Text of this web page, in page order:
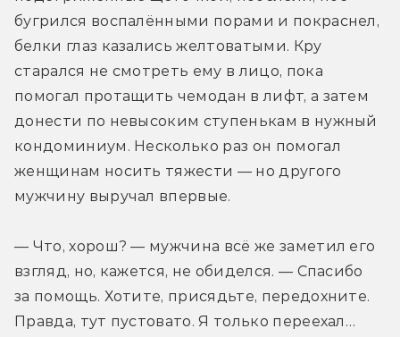
бугрился воспалёнными порами и покраснел,
белки глаз казались желтоватыми. Кру
старался не смотреть ему в лицо, пока
помогал протащить чемодан в лифт, а затем
донести по невысоким ступенькам в нужный
кондоминиум. Несколько раз он помогал
женщинам носить тяжести — но другого
мужчину выручал впервые.
— Что, хорош? — мужчина всё же заметил его
взгляд, но, кажется, не обиделся. — Спасибо
за помощь. Хотите, присядьте, передохните.
Правда, тут пустовато. Я только переехал…